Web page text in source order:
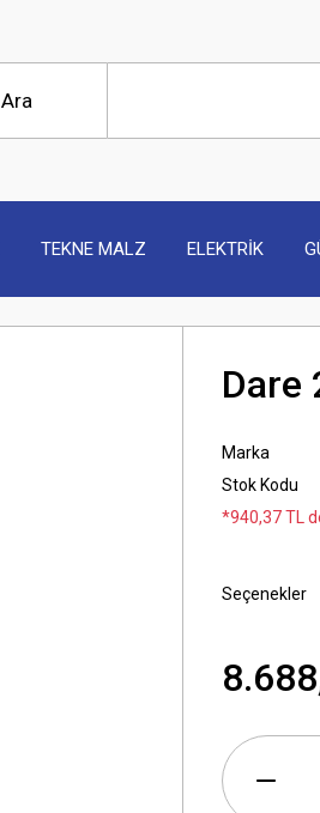
TEKNE MALZ ELEKTRİK
Dare
Marka
Stok Kodu
*940,37 TL
Seçenekler